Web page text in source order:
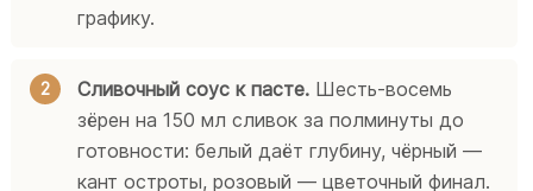
графику.
Сливочный соус к пасте. Шесть-восемь
зёрен на 150 мл сливок за полминуты до
готовности: белый даёт глубину, чёрный —
кант остроты, розовый — цветочный финал.